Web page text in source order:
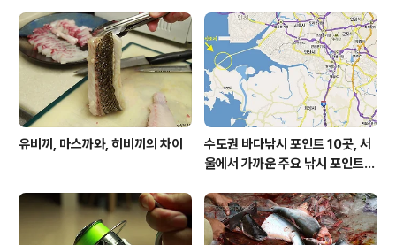
유비끼, 마스까와, 히비끼의 차이
수도권 바다낚시 포인트 10곳, 서
울에서 가까운 주요 낚시 포인트